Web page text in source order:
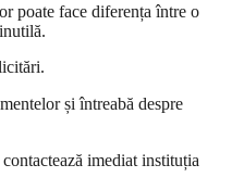
poate face diferența între o
și întreabă despre
imediat instituția